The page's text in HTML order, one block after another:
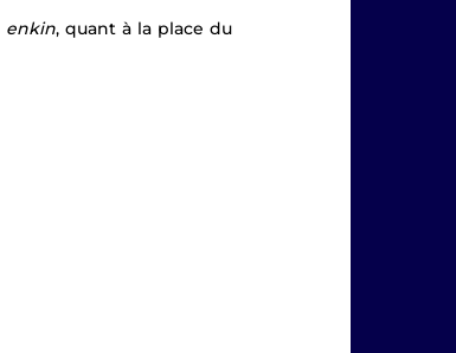
enkin, quant à la place du